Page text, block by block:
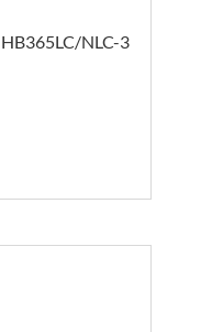
NLC-3